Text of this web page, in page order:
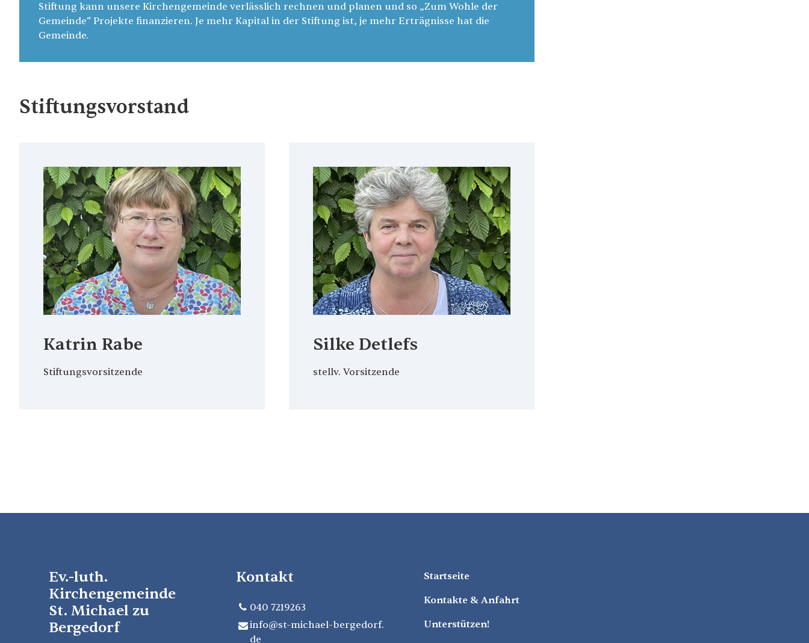
Stiftung kann unsere Kirchengemeinde verlässlich rechnen und planen und so „Zum Wohle der
Gemeinde“ Projekte finanzieren. Je mehr Kapital in der Stiftung ist, je mehr Erträgnisse hat die
Gemeinde.
Stiftungsvorstand
Katrin Rabe
Stiftungsvorsitzende
Silke Detlefs
stellv. Vorsitzende
Ev.-luth.
Kirchengemeinde
St. Michael zu
Bergedorf
Kontakt
040 7219263
info@​st-michael-bergedorf.​
de
Startseite
Kontakte & Anfahrt
Unterstützen!